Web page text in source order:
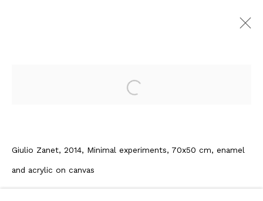
12 - 30 Gennaio 2016
Genova
Open a larger version of the
Giulio Zanet, 2014, Minimal experiments, 70x50 cm, enamel
and acrylic on canvas